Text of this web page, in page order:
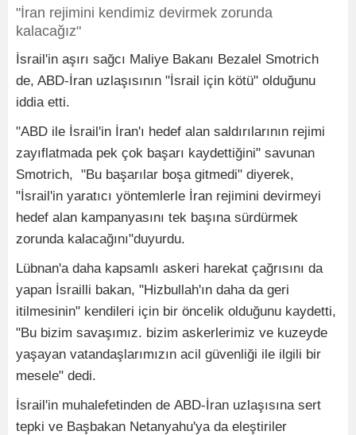
"İran rejimini kendimiz devirmek zorunda
kalacağız"
İsrail'in aşırı sağcı Maliye Bakanı Bezalel Smotrich
de, ABD-İran uzlaşısının "İsrail için kötü" olduğunu
iddia etti.
"ABD ile İsrail'in İran'ı hedef alan saldırılarının rejimi
zayıflatmada pek çok başarı kaydettiğini" savunan
Smotrich, "Bu başarılar boşa gitmedi" diyerek,
"İsrail'in yaratıcı yöntemlerle İran rejimini devirmeyi
hedef alan kampanyasını tek başına sürdürmek
zorunda kalacağını"duyurdu.
Lübnan'a daha kapsamlı askeri harekat çağrısını da
yapan İsrailli bakan, "Hizbullah'ın daha da geri
itilmesinin" kendileri için bir öncelik olduğunu kaydetti,
"Bu bizim savaşımız. bizim askerlerimiz ve kuzeyde
yaşayan vatandaşlarımızın acil güvenliği ile ilgili bir
mesele" dedi.
İsrail'in muhalefetinden de ABD-İran uzlaşısına sert
tepki ve Başbakan Netanyahu'ya da eleştiriler